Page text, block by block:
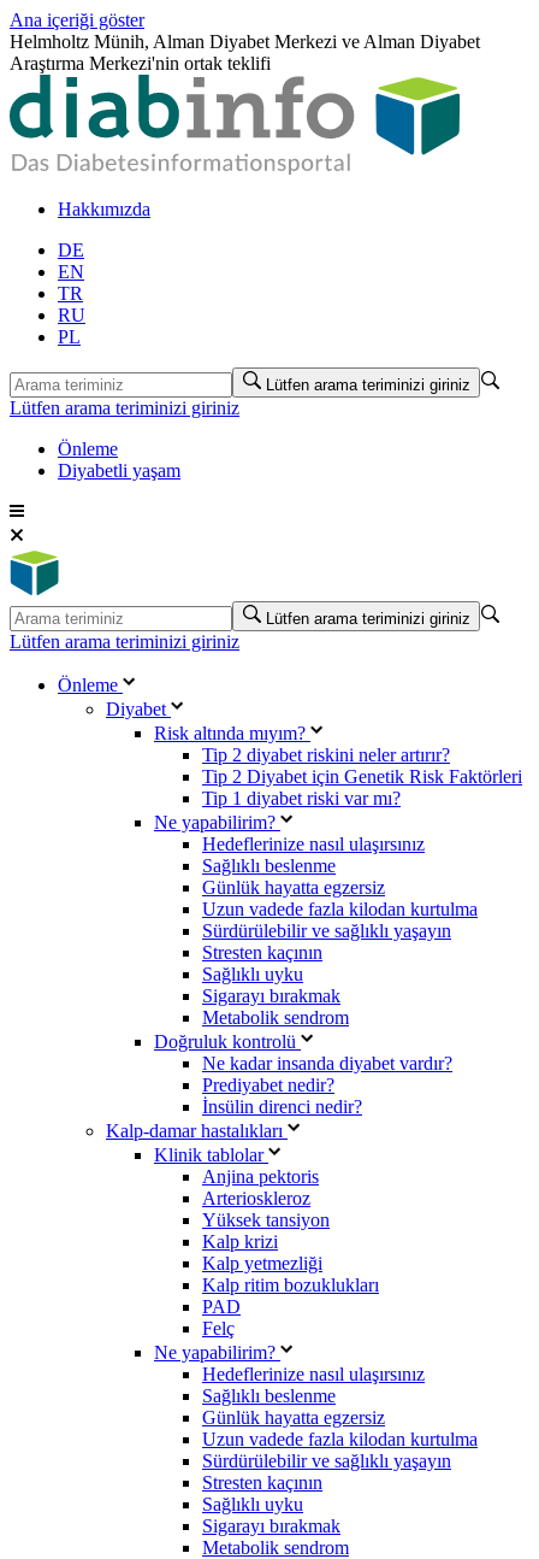
Ana içeriği göster
Helmholtz Münih, Alman Diyabet Merkezi ve Alman Diyabet
Araştırma Merkezi'nin ortak teklifi
Hakkımızda
DE
EN
TR
RU
PL
Lütfen arama teriminizi giriniz
Lütfen arama teriminizi giriniz
Önleme
Diyabetli yaşam
Lütfen arama teriminizi giriniz
Lütfen arama teriminizi giriniz
Önleme
Diyabet
Risk altında mıyım?
Tip 2 diyabet riskini neler artırır?
Tip 2 Diyabet için Genetik Risk Faktörleri
Tip 1 diyabet riski var mı?
Ne yapabilirim?
Hedeflerinize nasıl ulaşırsınız
Sağlıklı beslenme
Günlük hayatta egzersiz
Uzun vadede fazla kilodan kurtulma
Sürdürülebilir ve sağlıklı yaşayın
Stresten kaçının
Sağlıklı uyku
Sigarayı bırakmak
Metabolik sendrom
Doğruluk kontrolü
Ne kadar insanda diyabet vardır?
Prediyabet nedir?
İnsülin direnci nedir?
Kalp-damar hastalıkları
Klinik tablolar
Anjina pektoris
Arterioskleroz
Yüksek tansiyon
Kalp krizi
Kalp yetmezliği
Kalp ritim bozuklukları
PAD
Felç
Ne yapabilirim?
Hedeflerinize nasıl ulaşırsınız
Sağlıklı beslenme
Günlük hayatta egzersiz
Uzun vadede fazla kilodan kurtulma
Sürdürülebilir ve sağlıklı yaşayın
Stresten kaçının
Sağlıklı uyku
Sigarayı bırakmak
Metabolik sendrom